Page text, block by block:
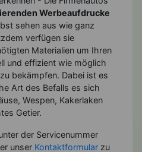
Werbeaufdrucke
sehen aus wie ganz
verfügen sie
Materialien um Ihren
und effizient wie möglich
bekämpfen. Dabei ist es
Art des Befalls es sich
Wespen, Kakerlaken
Getier.
der Servicenummer
unser Kontaktformular zu